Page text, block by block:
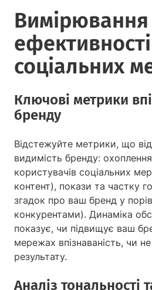
Вимірювання
соціальних
Ключові метрики
бренду
Відстежуйте метрики, що
видимість бренду:
користувачів соціальних
контент), покази та частку
згадок про ваш бренд у
конкурентами). Динаміка
показує, чи підвищує ваш
мережах впізнаваність, чи
результату.
Аналіз тональності